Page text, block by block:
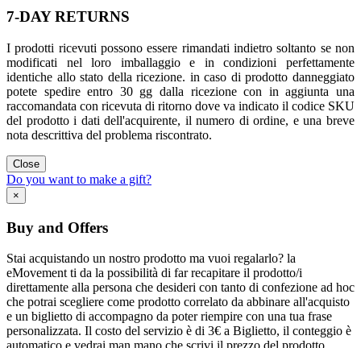
7-DAY RETURNS
I prodotti ricevuti possono essere rimandati indietro soltanto se non
modificati nel loro imballaggio e in condizioni perfettamente
identiche allo stato della ricezione. in caso di prodotto danneggiato
potete spedire entro 30 gg dalla ricezione con in aggiunta una
raccomandata con ricevuta di ritorno dove va indicato il codice SKU
del prodotto i dati dell'acquirente, il numero di ordine, e una breve
nota descrittiva del problema riscontrato.
Close
Do you want to make a gift?
×
Buy and Offers
Stai acquistando un nostro prodotto ma vuoi regalarlo? la
eMovement ti da la possibilità di far recapitare il prodotto/i
direttamente alla persona che desideri con tanto di confezione ad hoc
che potrai scegliere come prodotto correlato da abbinare all'acquisto
e un biglietto di accompagno da poter riempire con una tua frase
personalizzata. Il costo del servizio è di 3€ a Biglietto, il conteggio è